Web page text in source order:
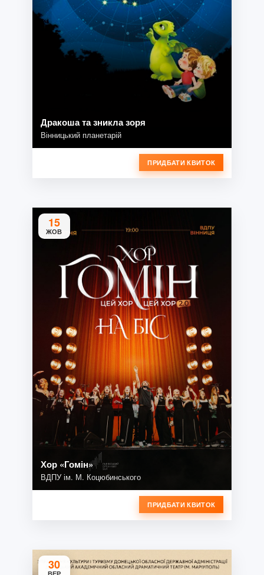
Дракоша та зникла зоря
Вінницький планетарій
ПРИДБАТИ КВИТОК
15
ЖОВ
Хор «Гомін»
ВДПУ ім. М. Коцюбинського
ПРИДБАТИ КВИТОК
30